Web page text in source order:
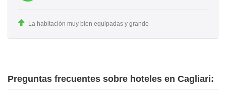
La habitación muy bien equipadas y grande
Preguntas frecuentes sobre hoteles en Cagliari: